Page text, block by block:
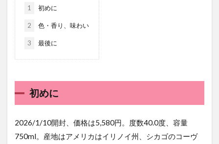
1 初めに
2 色・香り、味わい
3 最後に
初めに
2026/1/10開封、価格は5,580円。度数40.0度、容量
750ml。産地はアメリカはイリノイ州、シカゴのコーヴ